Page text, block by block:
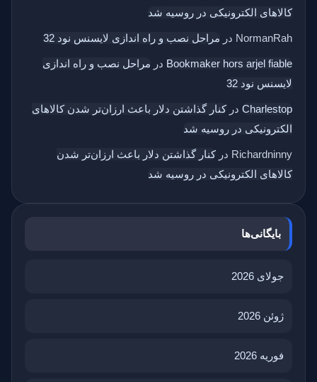
کالاهای الکترونیکی در روسیه شد
NormanRah در مراحل نصب و راه اندازی لایسنس نود 32
Bookmaker hors arjel fiable در مراحل نصب و راه اندازی
لایسنس نود 32
Charlestop درکنار گذاشتن دلار باعث ارزان‌تر شدن کالاهای
الکترونیکی در روسیه شد
Richardninny درکنار گذاشتن دلار باعث ارزان‌تر شدن
کالاهای الکترونیکی در روسیه شد
بایگانی‌ها
جولای 2026
ژوئن 2026
فوریه 2026